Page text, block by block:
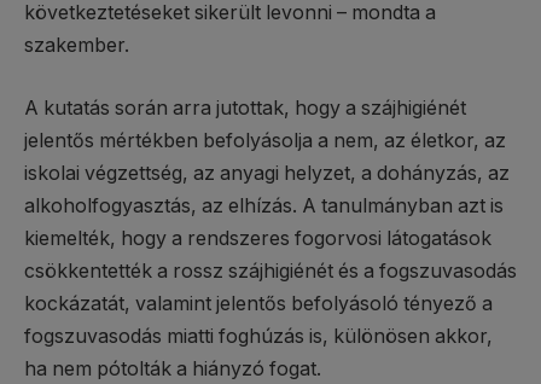
következtetéseket sikerült levonni – mondta a
szakember.
A kutatás során arra jutottak, hogy a szájhigiénét
jelentős mértékben befolyásolja a nem, az életkor, az
iskolai végzettség, az anyagi helyzet, a dohányzás, az
alkoholfogyasztás, az elhízás. A tanulmányban azt is
kiemelték, hogy a rendszeres fogorvosi látogatások
csökkentették a rossz szájhigiénét és a fogszuvasodás
kockázatát, valamint jelentős befolyásoló tényező a
fogszuvasodás miatti foghúzás is, különösen akkor,
ha nem pótolták a hiányzó fogat.